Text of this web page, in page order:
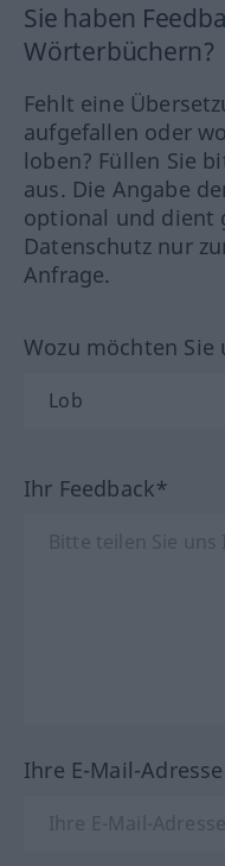
Sie haben
Wörterbüchern?
Fehlt eine
aufgefallen oder
loben? Füllen Sie
aus. Die Angabe
optional und dient
Datenschutz nur
Anfrage.
Wozu möchten Sie
Ihr Feedback*
Ihre E-Mail-